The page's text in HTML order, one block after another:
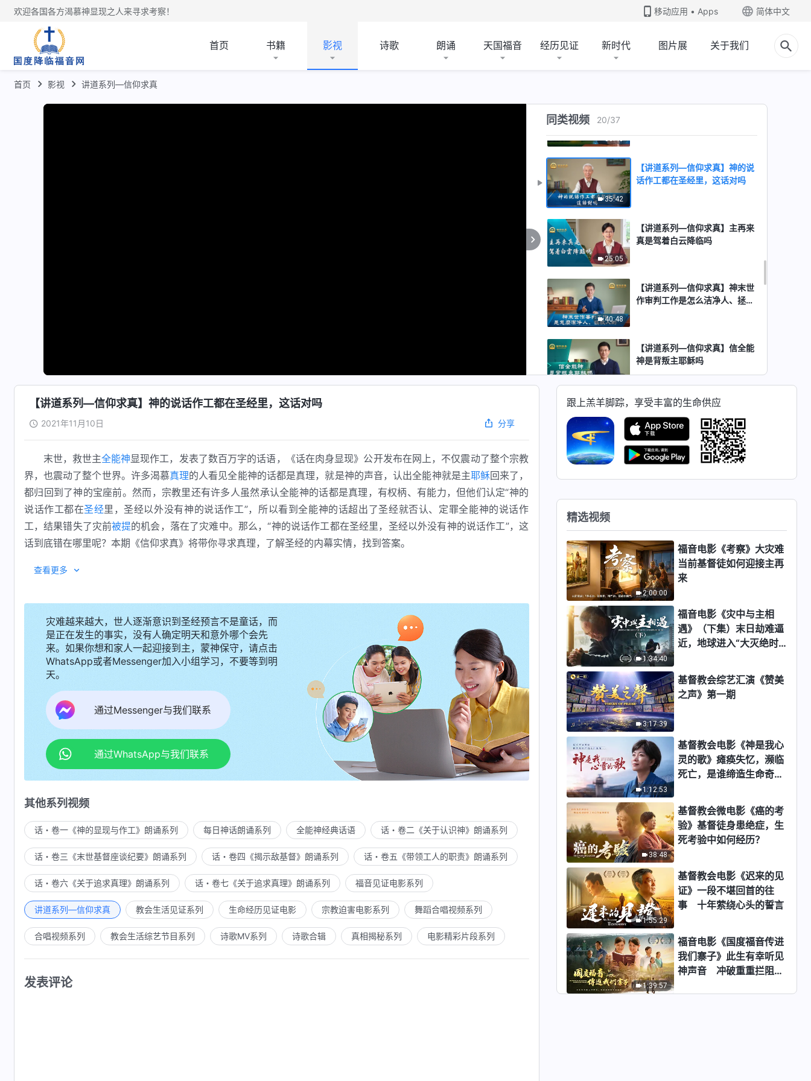
欢迎各国各方渴慕神显现之人来寻求考察！ 移动应用 • Apps 简体中文
首页 书籍 影视 诗歌 朗诵 天国福音 经历见证 新时代 图片展 关于我们
首页 影视 讲道系列—信仰求真
同类视频 20/37
【讲道系列—信仰求真】什么是
36:40
【讲道系列—信仰求真】听从宗
35:42
【讲道系列—信仰求真】神的说
话作工都在圣经里，这话对吗
25:05
【讲道系列—信仰求真】主再来
真是驾着白云降临吗
40:48
【讲道系列—信仰求真】神末世
作审判工作是怎么洁净人、拯救
【讲道系列—信仰求真】信全能
神是背叛主耶稣吗
34:42
【讲道系列—信仰求真】为什么
只有听神的声音才能迎接到主
33:19
【讲道系列—信仰求真】救世主
降临还能叫“耶稣”这名吗
31:22
救就能进天国吗
37:00
【讲道系列—信仰求真】神为什
么要在末世作审判工作
33:51
【讲道系列—信仰求真】神末世
显现作工为什么不是灵体，而是
道成肉身
33:22
【讲道系列—信仰求真】什么是
道成肉身
20:21
【讲道系列—信仰求真】到底谁
是独一真神
32:02
【讲道系列—信仰求真】神末世
道成肉身为什么是女性
26:31
【讲道系列—信仰求真】主耶稣
救赎了人类，为什么末世再来还
要作审判工作
37:44
【讲道系列—信仰求真】谁能拯
救人类，彻底改变人的命运
【讲道系列—信仰求真】神的说话作工都在圣经里，这话对吗
2021年11月10日 分享
末世，救世主全能神显现作工，发表了数百万字的话语，《话在肉身显现》公开发布在网上，不仅震动了整个宗教
界，也震动了整个世界。许多渴慕真理的人看见全能神的话都是真理，就是神的声音，认出全能神就是主耶稣回来了，
都归回到了神的宝座前。然而，宗教里还有许多人虽然承认全能神的话都是真理，有权柄、有能力，但他们认定“神的
说话作工都在圣经里，圣经以外没有神的说话作工”，所以看到全能神的话超出了圣经就否认、定罪全能神的说话作
工，结果错失了灾前被提的机会，落在了灾难中。那么，“神的说话作工都在圣经里，圣经以外没有神的说话作工”，这
话到底错在哪里呢？本期《信仰求真》将带你寻求真理，了解圣经的内幕实情，找到答案。
查看更多
灾难越来越大，世人逐渐意识到圣经预言不是童话，而
是正在发生的事实，没有人确定明天和意外哪个会先
来。如果你想和家人一起迎接到主，蒙神保守，请点击
WhatsApp或者Messenger加入小组学习，不要等到明
天。
通过Messenger与我们联系
通过WhatsApp与我们联系
其他系列视频
话・卷一《神的显现与作工》朗诵系列 每日神话朗诵系列 全能神经典话语 话・卷二《关于认识神》朗诵系列
话・卷三《末世基督座谈纪要》朗诵系列 话・卷四《揭示敌基督》朗诵系列 话・卷五《带领工人的职责》朗诵系列
话・卷六《关于追求真理》朗诵系列 话・卷七《关于追求真理》朗诵系列 福音见证电影系列
讲道系列—信仰求真 教会生活见证系列 生命经历见证电影 宗教迫害电影系列 舞蹈合唱视频系列
合唱视频系列 教会生活综艺节目系列 诗歌MV系列 诗歌合辑 真相揭秘系列 电影精彩片段系列
发表评论
跟上羔羊脚踪，享受丰富的生命供应
精选视频
2:00:00
福音电影《考察》大灾难
当前基督徒如何迎接主再
来
1:34:40
福音电影《灾中与主相
遇》（下集）末日劫难逼
近，地球进入“大灭绝时
你准备好逃生了吗？
3:17:39
基督教会综艺汇演《赞美
之声》第一期
1:12:53
基督教会电影《神是我心
灵的歌》瘫痪失忆，濒临
死亡，是谁缔造生命奇
38:48
基督教会微电影《癌的考
验》基督徒身患绝症，生
死考验中如何经历？
1:55:29
基督教会电影《迟来的见
证》一段不堪回首的往
事 十年萦绕心头的誓言
1:39:57
福音电影《国度福音传进
我们寨子》此生有幸听见
神声音 冲破重重拦阻跟